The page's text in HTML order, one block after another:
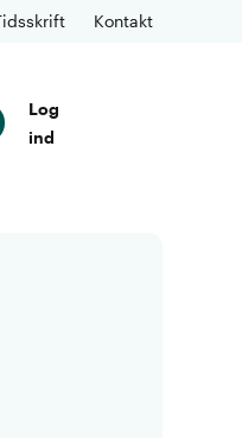
Kontakt
Log
ind